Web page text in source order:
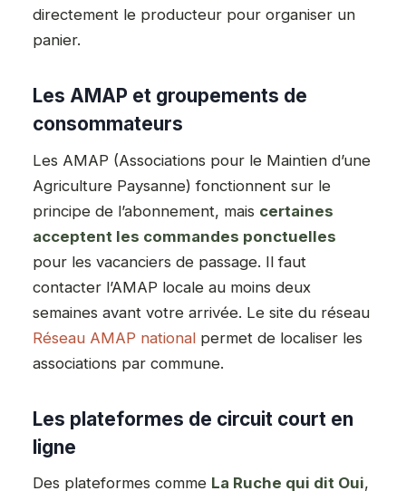
directement le producteur pour organiser un
panier.
Les AMAP et groupements de
consommateurs
Les AMAP (Associations pour le Maintien d’une
Agriculture Paysanne) fonctionnent sur le
principe de l’abonnement, mais certaines
acceptent les commandes ponctuelles
pour les vacanciers de passage. Il faut
contacter l’AMAP locale au moins deux
semaines avant votre arrivée. Le site du réseau
Réseau AMAP national permet de localiser les
associations par commune.
Les plateformes de circuit court en
ligne
Des plateformes comme La Ruche qui dit Oui,